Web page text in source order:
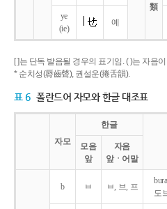
類
ye
(ie)
예
[ ]는 단독 발음될 경우의 표기임. ( )는 자음
* 순치성(脣齒聲), 권설운(捲舌韻).
표 6 폴란드어 자모와 한글 대조표
자모
한글
모음
앞
자음
앞ㆍ어말
b ㅂ ㅂ, 브, 프
도